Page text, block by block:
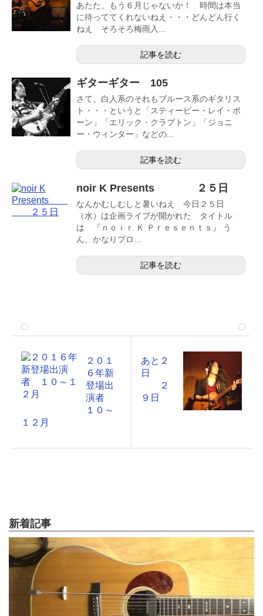
あたた、もう６月じゃないか！ 時間は本当
に待っててくれないねえ・・・どんどん行く
ねえ そろそろ梅雨入...
記事を読む
ギターギター 105
さて、白人系のそれもブルース系のギタリス
ト・・・というと「スティービー・レイ・ボ
ーン」「エリック・クラプトン」「ジョニ
ー・ウィンター」などの...
記事を読む
noir K Presents ２５日
なんかむしむしと暑いねえ 今日２５日
（水）は企画ライブが開かれた タイトル
は 『ｎｏｉｒ Ｋ Ｐｒｅｓｅｎｔｓ』 う
ん、かなりプロ...
記事を読む
２０１
６年新
登場出
演者
１０～
１２月
あと２
日
２
９日
新着記事